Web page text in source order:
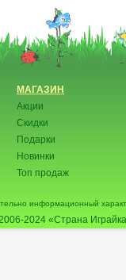
МАГАЗИН
Акции
Скидки
Подарки
Новинки
Топ продаж
информационный
2024 «Страна